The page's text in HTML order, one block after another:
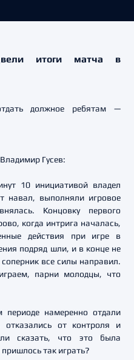
итоги матча в
Гусев:
10 инициативой владел
навал, выполняли игровое
Концовку первого
когда интрига началась,
действия при игре в
подряд шли, и в конце не
все силы направил.
парни молодцы, что
намеренно отдали
от контроля и
сказать, что это была
так играть?